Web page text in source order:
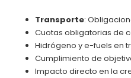
Transporte:
Cuotas obligatorias de
Hidrógeno y e-fuels en
Cumplimiento de
Impacto directo en la